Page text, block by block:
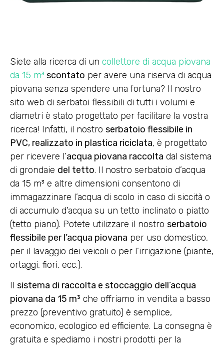
Siete alla ricerca di un collettore di acqua piovana
da 15 m³ scontato per avere una riserva di acqua
piovana senza spendere una fortuna? Il nostro
sito web di serbatoi flessibili di tutti i volumi e
diametri è stato progettato per facilitare la vostra
ricerca! Infatti, il nostro serbatoio flessibile in
PVC, realizzato in plastica riciclata, è progettato
per ricevere l’acqua piovana raccolta dal sistema
di grondaie del tetto. Il nostro serbatoio d’acqua
da 15 m³ e altre dimensioni consentono di
immagazzinare l’acqua di scolo in caso di siccità o
di accumulo d’acqua su un tetto inclinato o piatto
(tetto piano). Potete utilizzare il nostro serbatoio
flessibile per l’acqua piovana per uso domestico,
per il lavaggio dei veicoli o per l’irrigazione (piante,
ortaggi, fiori, ecc.).
Il sistema di raccolta e stoccaggio dell’acqua
piovana da 15 m³ che offriamo in vendita a basso
prezzo (preventivo gratuito) è semplice,
economico, ecologico ed efficiente. La consegna è
gratuita e spediamo i nostri prodotti per la